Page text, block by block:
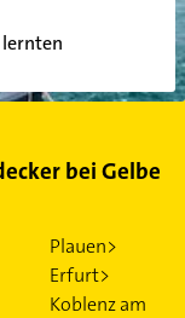
bei Gelbe
Plauen>
Erfurt>
Koblenz am